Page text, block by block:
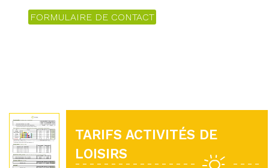
FORMULAIRE DE CONTACT
TARIFS ACTIVITÉS DE
LOISIRS